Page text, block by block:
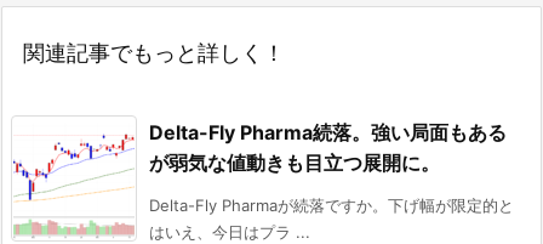
関連記事でもっと詳しく！
Delta-Fly Pharma続落。強い局面もある
が弱気な値動きも目立つ展開に。
Delta-Fly Pharmaが続落ですか。下げ幅が限定的と
はいえ、今日はプラ ...